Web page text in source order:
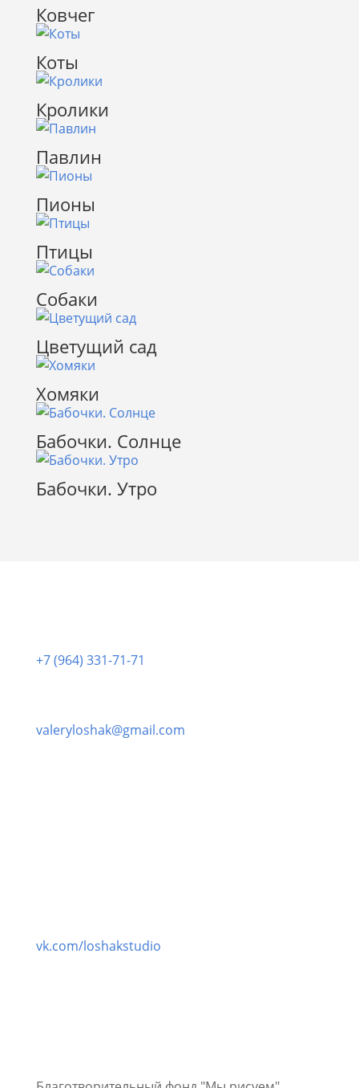
Ковчег
Коты
Кролики
Павлин
Пионы
Птицы
Собаки
Цветущий сад
Хомяки
Бабочки. Солнце
Бабочки. Утро
+7 (964) 331-71-71
valeryloshak@gmail.com
vk.com/loshakstudio